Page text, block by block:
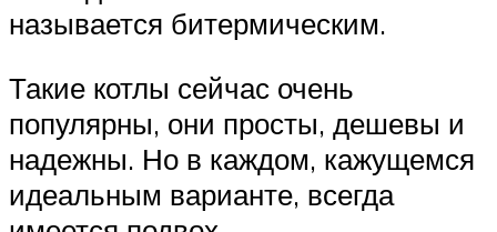
называется битермическим.
Такие котлы сейчас очень
популярны, они просты, дешевы и
надежны. Но в каждом, кажущемся
идеальным варианте, всегда